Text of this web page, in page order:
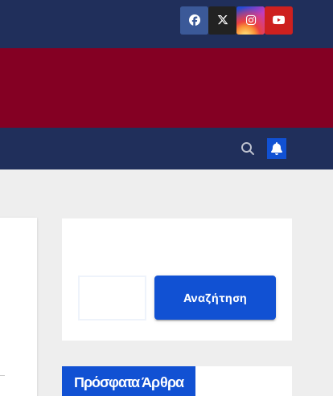
Αναζήτηση
Πρόσφατα Άρθρα